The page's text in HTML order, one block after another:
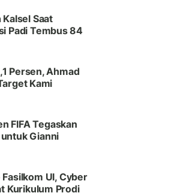
Kalsel Saat
Padi Tembus 84
Persen, Ahmad
Kami
FIFA Tegaskan
Gianni
Fasilkom UI, Cyber
Kurikulum Prodi